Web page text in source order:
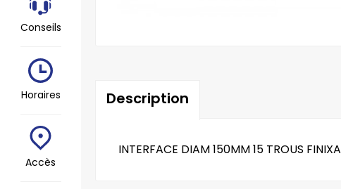
Description
INTERFACE DIAM 150MM 15 TROUS FINIXA
Conseils
Horaires
Accès